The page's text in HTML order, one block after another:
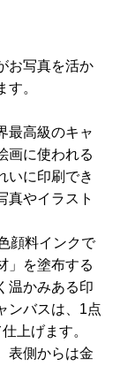
お写真を活か
。
最高級のキャ
画に使われる
いに印刷でき
真やイラスト
顔料インクで
」を塗布する
温かみある印
ンバスは、1点
上げます。
表側からは金